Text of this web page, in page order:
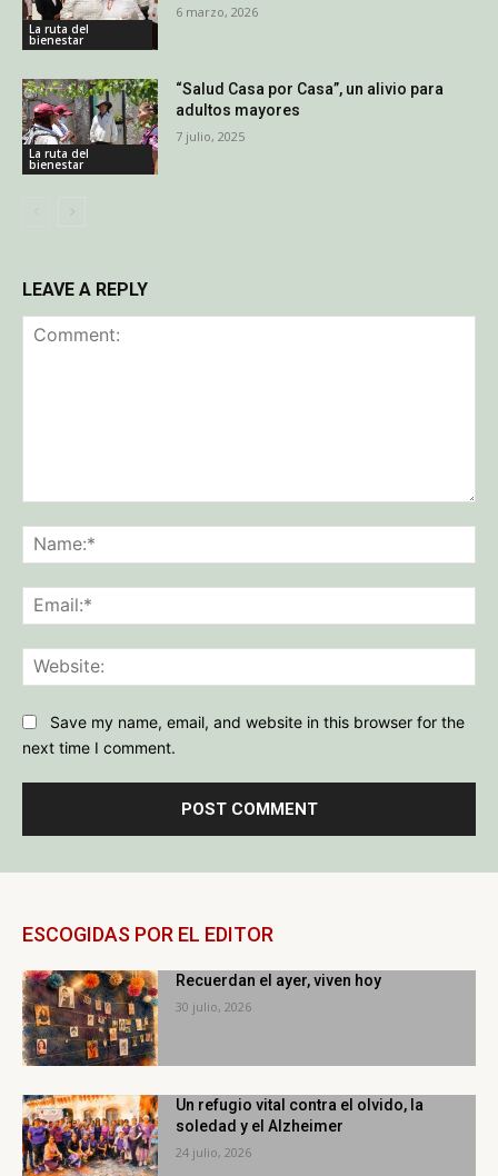
La ruta del
bienestar
6 marzo, 2026
La ruta del
bienestar
“Salud Casa por Casa”, un alivio para
adultos mayores
7 julio, 2025
LEAVE A REPLY
Save my name, email, and website in this browser for the
next time I comment.
ESCOGIDAS POR EL EDITOR
Recuerdan el ayer, viven hoy
30 julio, 2026
Un refugio vital contra el olvido, la
soledad y el Alzheimer
24 julio, 2026